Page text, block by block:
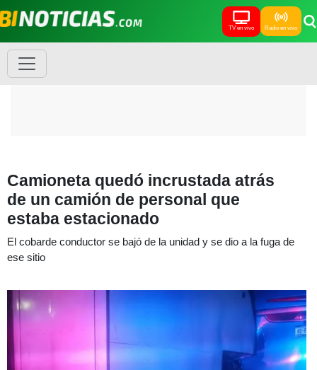
TV en vivo Radio en vivo
Camioneta quedó incrustada atrás
de un camión de personal que
estaba estacionado
El cobarde conductor se bajó de la unidad y se dio a la fuga de
ese sitio